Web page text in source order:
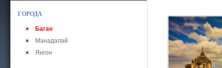
ГОРОДА
Баган
Манадалай
Янгон